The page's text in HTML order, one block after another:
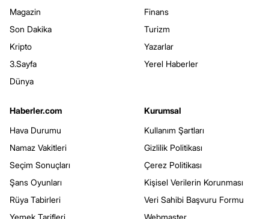
Magazin
Son Dakika
Kripto
3.Sayfa
Dünya
Finans
Turizm
Yazarlar
Yerel Haberler
Haberler.com
Hava Durumu
Namaz Vakitleri
Seçim Sonuçları
Şans Oyunları
Rüya Tabirleri
Yemek Tarifleri
Kurumsal
Kullanım Şartları
Gizlilik Politikası
Çerez Politikası
Kişisel Verilerin Korunması
Veri Sahibi Başvuru Formu
Webmaster